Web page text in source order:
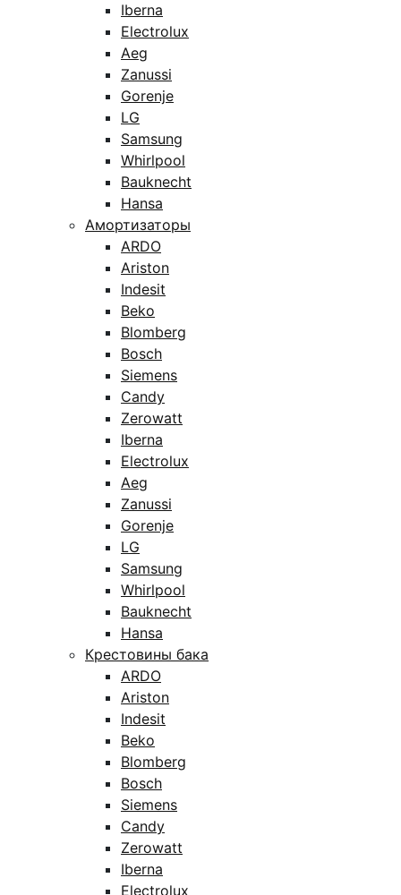
Iberna
Electrolux
Aeg
Zanussi
Gorenje
LG
Samsung
Whirlpool
Bauknecht
Hansa
Амортизаторы
ARDO
Ariston
Indesit
Beko
Blomberg
Bosch
Siemens
Candy
Zerowatt
Iberna
Electrolux
Aeg
Zanussi
Gorenje
LG
Samsung
Whirlpool
Bauknecht
Hansa
Крестовины бака
ARDO
Ariston
Indesit
Beko
Blomberg
Bosch
Siemens
Candy
Zerowatt
Iberna
Electrolux